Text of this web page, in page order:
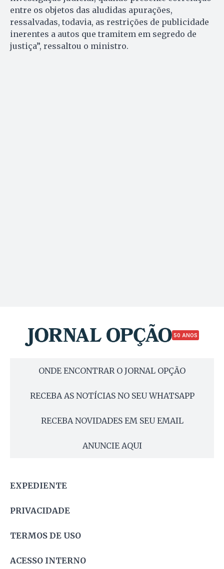
entre os objetos das aludidas apurações,
ressalvadas, todavia, as restrições de publicidade
inerentes a autos que tramitem em segredo de
justiça”, ressaltou o ministro.
50 ANOS
ONDE ENCONTRAR O JORNAL OPÇÃO
RECEBA AS NOTÍCIAS NO SEU WHATSAPP
RECEBA NOVIDADES EM SEU EMAIL
ANUNCIE AQUI
EXPEDIENTE
PRIVACIDADE
TERMOS DE USO
ACESSO INTERNO